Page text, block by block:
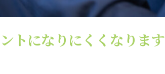
トになりにくくなります